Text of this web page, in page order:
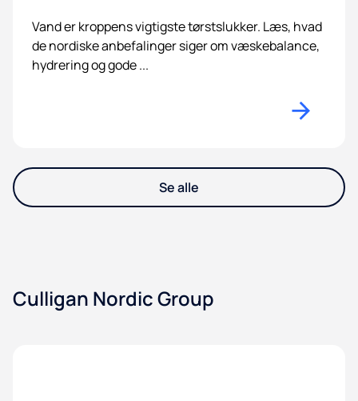
Vand er kroppens vigtigste tørstslukker. Læs, hvad
de nordiske anbefalinger siger om væskebalance,
hydrering og gode ...
Se alle
Culligan Nordic Group